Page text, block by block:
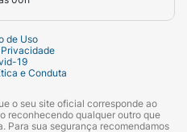
de Uso
19
e Conduta
o seu site oficial corresponde ao
reconhecendo qualquer outro que
Para sua segurança recomendamos